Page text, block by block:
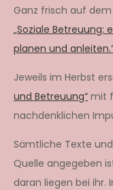
Ganz frisch auf
„Soziale Betreuung:
planen und
Jeweils im Herbst
und Betreuung“ mit
nachdenklichen
Sämtliche Texte
Quelle angegeben
daran liegen bei ihr.